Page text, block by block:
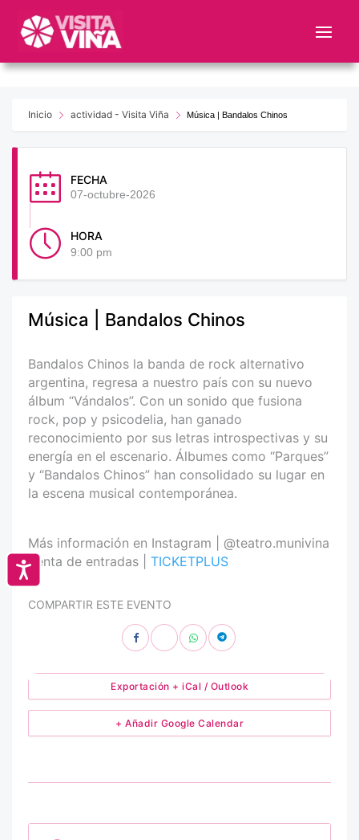
este
web
sistema
Accesibilidad
Inicio actividad - Visita Viña Música | Bandalos Chinos
FECHA
07-octubre-2026
HORA
9:00 pm
Música | Bandalos Chinos
Bandalos Chinos la banda de rock alternativo
argentina, regresa a nuestro país con su nuevo
álbum “Vándalos”. Con un sonido que fusiona
rock, pop y psicodelia, han ganado
reconocimiento por sus letras introspectivas y su
energía en el escenario. Álbumes como “Parques”
y “Bandalos Chinos” han consolidado su lugar en
la escena musical contemporánea.
Más información en Instagram | @teatro.munivina
Venta de entradas | TICKETPLUS
COMPARTIR ESTE EVENTO
+ Añadir Google Calendar
Exportación + iCal / Outlook